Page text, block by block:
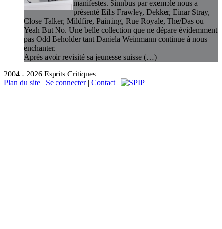
manifestes. Sinnbus par exemple nous a
présenté Eilis Frawley, Dekker, Einar Stray,
Close Talker, Mildfire, Painting, Rue Royale, The/Das ou
Yeah But No. Une belle collection que ne dépare évidemment
pas Odd Beholder tant Daniela Weinmann continue à nous
enchanter.
Après avoir revisité sa jeunesse suisse (…)
2004 - 2026 Esprits Critiques
Plan du site | Se connecter| Contact |